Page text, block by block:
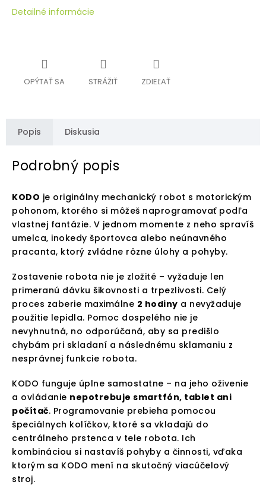
Detailné informácie
OPÝTAŤ SA STRÁŽIŤ ZDIEĽAŤ
Popis Diskusia
Podrobný popis
KODO je originálny mechanický robot s motorickým
pohonom, ktorého si môžeš naprogramovať podľa
vlastnej fantázie. V jednom momente z neho spravíš
umelca, inokedy športovca alebo neúnavného
pracanta, ktorý zvládne rôzne úlohy a pohyby.
Zostavenie robota nie je zložité – vyžaduje len
primeranú dávku šikovnosti a trpezlivosti. Celý
proces zaberie maximálne 2 hodiny a nevyžaduje
použitie lepidla. Pomoc dospelého nie je
nevyhnutná, no odporúčaná, aby sa predišlo
chybám pri skladaní a následnému sklamaniu z
nesprávnej funkcie robota.
KODO funguje úplne samostatne – na jeho oživenie
a ovládanie nepotrebuje smartfón, tablet ani
počítač. Programovanie prebieha pomocou
špeciálnych kolíčkov, ktoré sa vkladajú do
centrálneho prstenca v tele robota. Ich
kombináciou si nastavíš pohyby a činnosti, vďaka
ktorým sa KODO mení na skutočný viacúčelový
stroj.